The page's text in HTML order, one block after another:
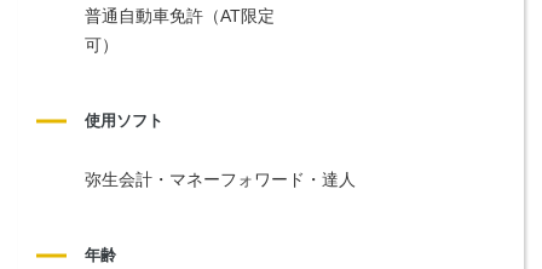
普通自動車免許（AT限定
可
使用ソフト
弥生会計・マネーフォワード・達人
年齢